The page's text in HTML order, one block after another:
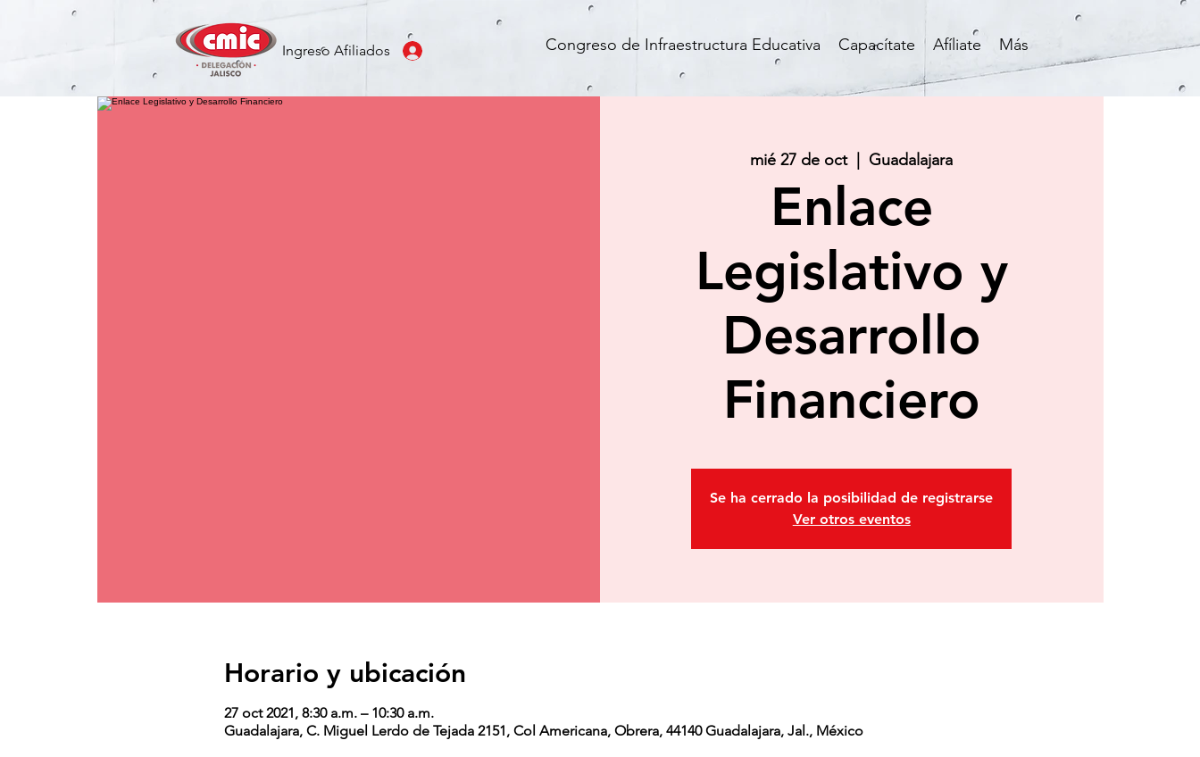
Ingreso Afiliados Congreso de Infraestructura Educativa Capacítate Afíliate Más
mié 27 de oct
  |
Guadalajara
Enlace
Legislativo y
Desarrollo
Financiero
Se ha cerrado la posibilidad de registrarse
Ver otros eventos
Horario y ubicación
27 oct 2021, 8:30 a.m. – 10:30 a.m.
Guadalajara, C. Miguel Lerdo de Tejada 2151, Col Americana, Obrera, 44140 Guadalajara, Jal., México